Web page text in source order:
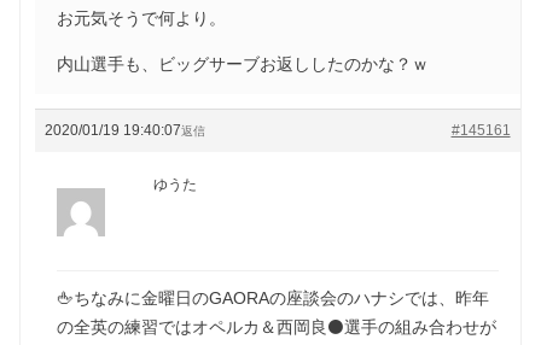
お元気そうで何より。
内山選手も、ビッグサーブお返ししたのかな？ｗ
2020/01/19 19:40:07 #145161
返信
ゆうた
🖕ちなみに金曜日のGAORAの座談会のハナシでは、昨年
の全英の練習ではオペルカ＆西岡良⚫️選手の組み合わせが